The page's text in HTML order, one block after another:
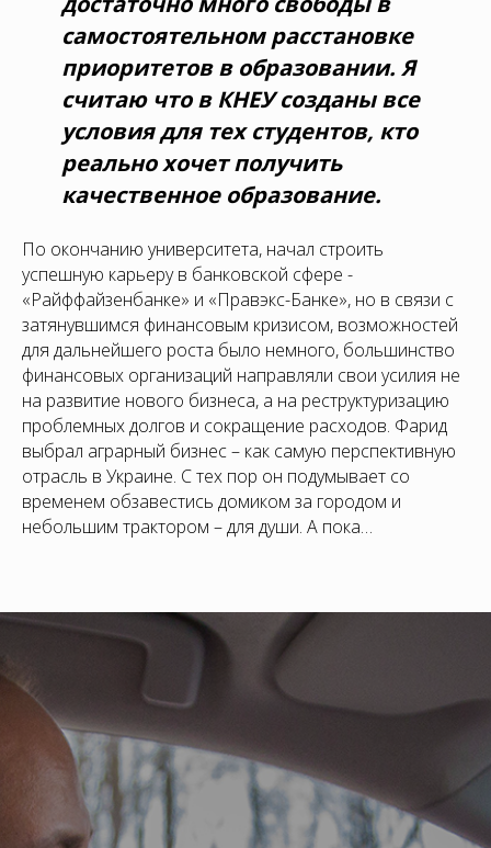
самостоятельном расстановке
приоритетов в образовании. Я
считаю что в КНЕУ созданы все
условия для тех студентов, кто
реально хочет получить
качественное образование.
По окончанию университета, начал строить
успешную карьеру в банковской сфере -
«Райффайзенбанке» и «Правэкс-Банке», но в связи с
затянувшимся финансовым кризисом, возможностей
для дальнейшего роста было немного, большинство
финансовых организаций направляли свои усилия не
на развитие нового бизнеса, а на реструктуризацию
проблемных долгов и сокращение расходов. Фарид
выбрал аграрный бизнес – как самую перспективную
отрасль в Украине. С тех пор он подумывает со
временем обзавестись домиком за городом и
небольшим трактором – для души. А пока…